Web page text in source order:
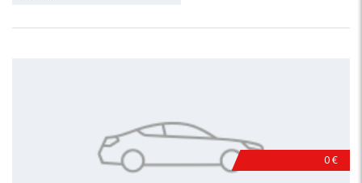
PRETRAŽI
0 €